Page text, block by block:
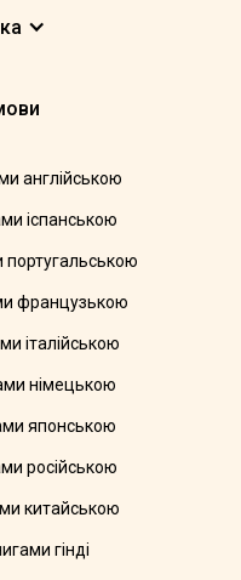
англійською
іспанською
португальською
французькою
італійською
німецькою
японською
російською
китайською
гінді